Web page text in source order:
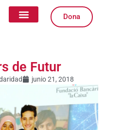
Dona
de Futur
junio 21, 2018